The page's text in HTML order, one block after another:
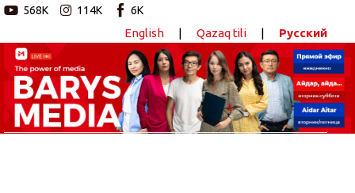
568K 114K 6K
English | Qazaq tili | Русский
Новостной портал
Главная